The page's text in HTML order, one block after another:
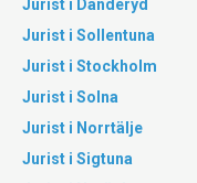
Jurist i Danderyd
Jurist i Sollentuna
Jurist i Stockholm
Jurist i Solna
Jurist i Norrtälje
Jurist i Sigtuna